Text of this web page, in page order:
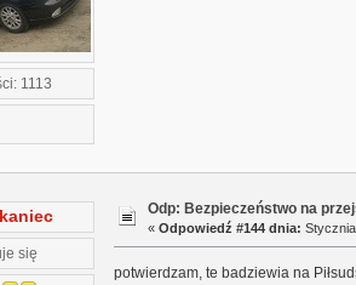
1113
się
Odp: Bezpieczeństwo na
«Odpowiedź #144 dnia:
potwierdzam, te badziewia na